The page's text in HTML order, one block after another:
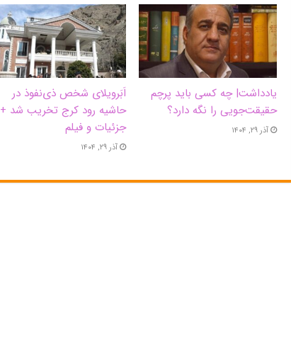
یادداشت| ‌چه کسی باید پرچم
حقیقت‌جویی را نگه دارد؟
آذر ۲۹, ۱۴۰۴
اَبَر‌ویلای شخص ذی‌نفوذ در
حاشیه‌ رود کرج تخریب شد +
جزئیات و فیلم
آذر ۲۹, ۱۴۰۴